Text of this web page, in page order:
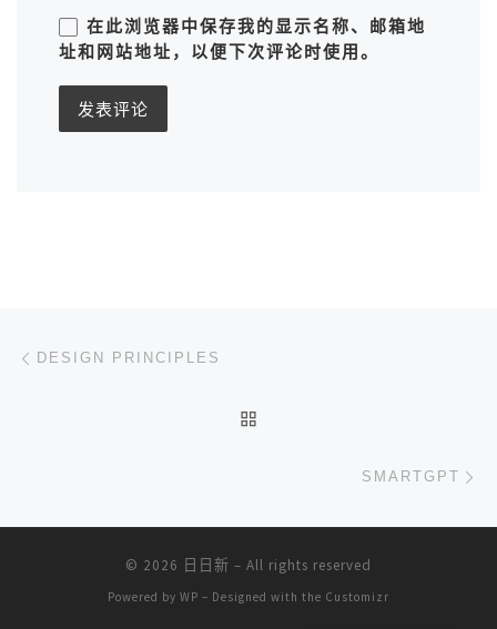
在此浏览器中保存我的显示名称、邮箱地
址和网站地址，以便下次评论时使用。
文章导航
DESIGN PRINCIPLES
SMARTGPT
© 2026 日日新 – All rights reserved
Powered by WP – Designed with the Customizr